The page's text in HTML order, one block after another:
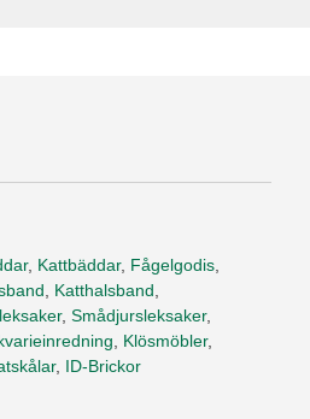
, Kattbäddar, Fågelgodis
Katthalsband
, Smådjursleksaker,
Klösmöbler,
, ID-Brickor